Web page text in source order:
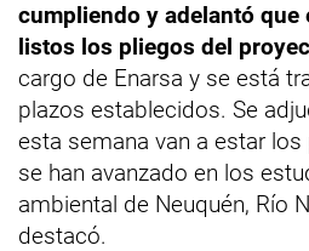
cumpliendo y adelantó que
listos los pliegos del
cargo de Enarsa y se está
plazos establecidos. Se
esta semana van a estar
se han avanzado en los
ambiental de Neuquén, Río
destacó.